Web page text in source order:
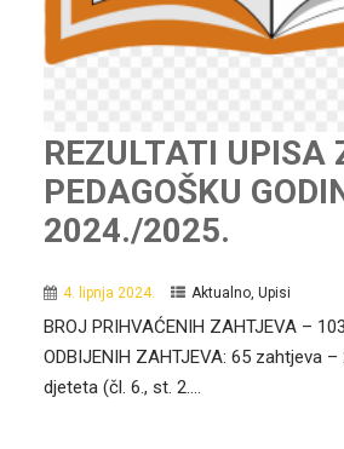
REZULTATI UPISA
PEDAGOŠKU
2024./2025.
4. lipnja 2024. Aktualno, Upisi
BROJ PRIHVAĆENIH ZAHTJEVA –
ODBIJENIH ZAHTJEVA: 65 zahtjeva
djeteta (čl. 6., st. 2....